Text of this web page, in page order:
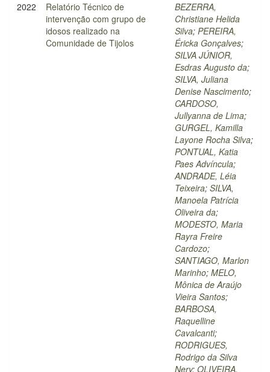
2022
Relatório Técnico de
intervenção com grupo de
idosos realizado na
Comunidade de Tijolos
BEZERRA,
Christiane Helida
Silva; PEREIRA,
Éricka Gonçalves;
SILVA JÚNIOR,
Esdras Augusto da;
SILVA, Juliana
Denise Nascimento;
CARDOSO,
Jullyanna de Lima;
GURGEL, Kamilla
Layone Rocha Silva;
PONTUAL, Katia
Paes Advíncula;
ANDRADE, Léia
Teixeira; SILVA,
Manoela Patrícia
Oliveira da;
MODESTO, Maria
Rayra Freire
Cardozo;
SANTIAGO, Marlon
Marinho; MELO,
Mônica de Araújo
Vieira Santos;
BARBOSA,
Raquelline
Cavalcanti;
RODRIGUES,
Rodrigo da Silva
Nery; OLIVEIRA,